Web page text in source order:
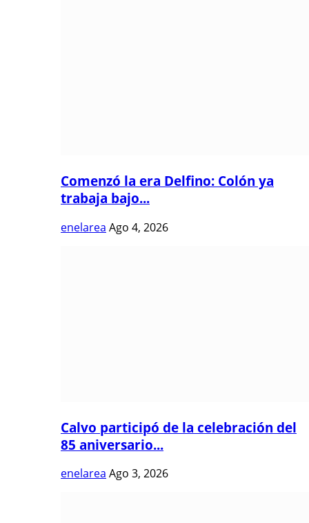
Comenzó la era Delfino: Colón ya
trabaja bajo...
enelarea Ago 4, 2026
Calvo participó de la celebración del
85 aniversario...
enelarea Ago 3, 2026